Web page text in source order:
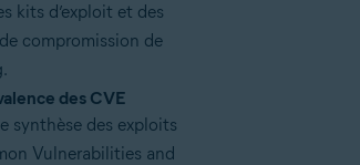
kits d’exploit et des
compromission de
des CVE
synthèse des exploits
Vulnerabilities and